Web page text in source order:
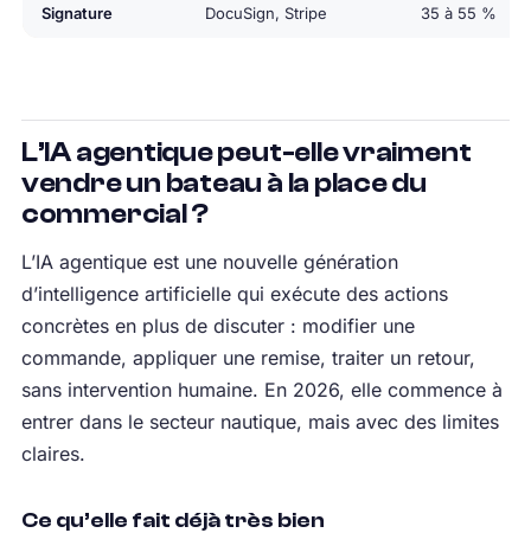
Signature DocuSign, Stripe 35 à 55 %
L’IA agentique peut-elle vraiment
vendre un bateau à la place du
commercial ?
L’IA agentique est une nouvelle génération
d’intelligence artificielle qui exécute des actions
concrètes en plus de discuter : modifier une
commande, appliquer une remise, traiter un retour,
sans intervention humaine. En 2026, elle commence à
entrer dans le secteur nautique, mais avec des limites
claires.
Ce qu’elle fait déjà très bien